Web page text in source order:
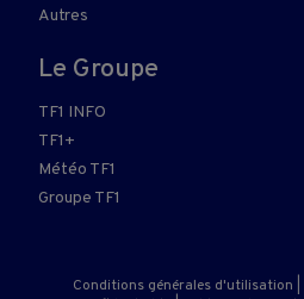
Autres
Le Groupe
TF1 INFO
TF1+
Météo TF1
Groupe TF1
Conditions générales d'utilisation